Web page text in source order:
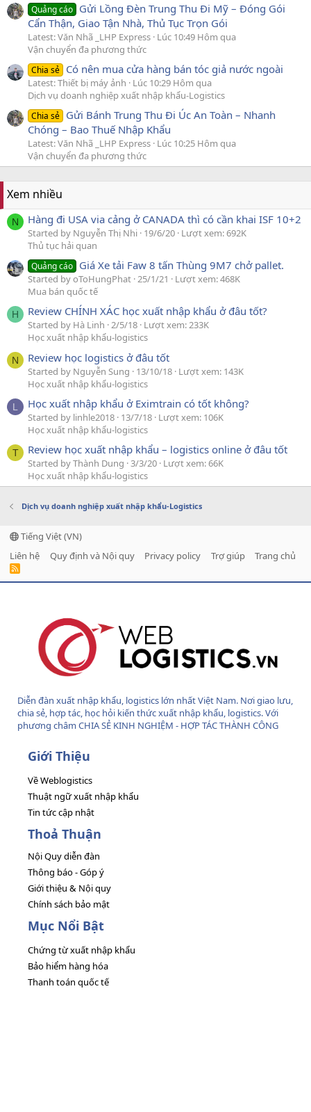
Quảng cáo Gửi Lồng Đèn Trung Thu Đi Mỹ – Đóng Gói
Cẩn Thận, Giao Tận Nhà, Thủ Tục Trọn Gói
Latest: Văn Nhã _LHP Express Lúc 10:49 Hôm qua
Vận chuyển đa phương thức
Chia sẻ Có nên mua cửa hàng bán tóc giả nước ngoài
Latest: Thiết bị máy ảnh
Lúc 10:29 Hôm qua
Dịch vụ doanh nghiệp xuất nhập khẩu-Logistics
Chia sẻ Gửi Bánh Trung Thu Đi Úc An Toàn – Nhanh
Chóng – Bao Thuế Nhập Khẩu
Latest: Văn Nhã _LHP Express Lúc 10:25 Hôm qua
Vận chuyển đa phương thức
Xem nhiều
N Hàng đi USA via cảng ở CANADA thì có cần khai ISF 10+2
Started by Nguyễn Thị Nhi 19/6/20 Lượt xem: 692K
Thủ tục hải quan
Quảng cáo Giá Xe tải Faw 8 tấn Thùng 9M7 chở pallet.
Started by oToHungPhat 25/1/21
Lượt xem: 468K
Mua bán quốc tế
H Review CHÍNH XÁC học xuất nhập khẩu ở đâu tốt?
Started by Hà Linh 2/5/18 Lượt xem: 233K
Học xuất nhập khẩu-logistics
N Review học logistics ở đâu tốt
Started by Nguyễn Sung 13/10/18 Lượt xem: 143K
Học xuất nhập khẩu-logistics
L Học xuất nhập khẩu ở Eximtrain có tốt không?
Started by linhle2018 13/7/18 Lượt xem: 106K
Học xuất nhập khẩu-logistics
T Review học xuất nhập khẩu – logistics online ở đâu tốt
Started by Thành Dung 3/3/20 Lượt xem: 66K
Học xuất nhập khẩu-logistics
Dịch vụ doanh nghiệp xuất nhập khẩu-Logistics
Tiếng Việt (VN)
Liên hệ
Quy định và Nội quy Privacy policy Trợ giúp Trang chủ
R
Diễn đàn xuất nhập khẩu, logistics lớn nhất Việt Nam. Nơi giao lưu,
chia sẻ, hợp tác, học hỏi kiến thức xuất nhập khẩu, logistics. Với
phương châm CHIA SẺ KINH NGHIỆM - HỢP TÁC THÀNH CÔNG
Giới Thiệu
Về Weblogistics
Thuật ngữ xuất nhập khẩu
Tin tức cập nhật
Thoả Thuận
Nội Quy diễn đàn
Thông báo - Góp ý
Giới thiệu & Nội quy
Chính sách bảo mật
Mục Nổi Bật
Chứng từ xuất nhập khẩu
Bảo hiểm hàng hóa
Thanh toán quốc tế